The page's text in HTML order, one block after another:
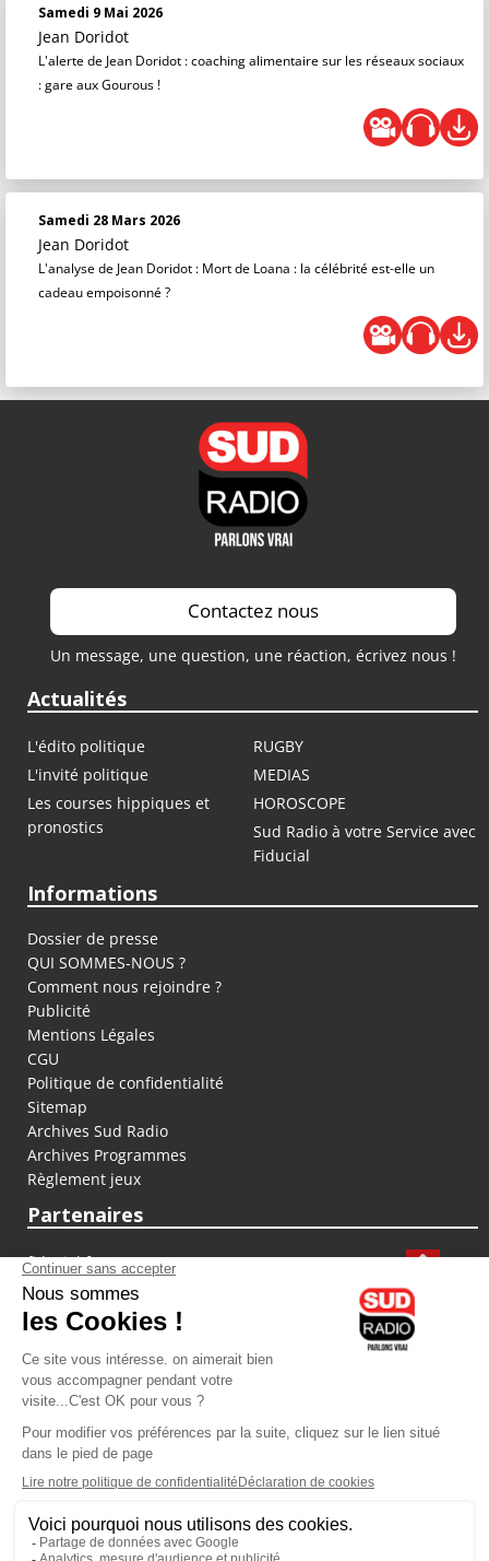
Samedi 9 Mai 2026
Jean Doridot
L'alerte de Jean Doridot : coaching alimentaire sur les réseaux sociaux
: gare aux Gourous !
Samedi 28 Mars 2026
Jean Doridot
L'analyse de Jean Doridot : Mort de Loana : la célébrité est-elle un
cadeau empoisonné ?
Contactez nous
Un message, une question, une réaction, écrivez nous !
Actualités
L'édito politique
RUGBY
L'invité politique
MEDIAS
Les courses hippiques et
pronostics
HOROSCOPE
Sud Radio à votre Service avec
Fiducial
Informations
Dossier de presse
QUI SOMMES-NOUS ?
Comment nous rejoindre ?
Publicité
Mentions Légales
CGU
Politique de confidentialité
Sitemap
Archives Sud Radio
Archives Programmes
Règlement jeux
Partenaires
fiducial.fr
lyoncapitale.fr
olympique-et-lyonnais.com
L'application Iphone / Android
Téléchargez l'application
Les cookies
Gestion des cookies